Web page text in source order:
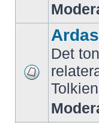
Det